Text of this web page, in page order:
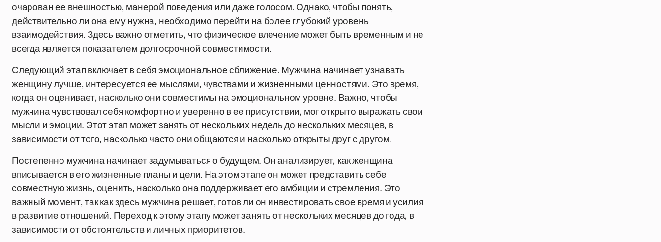
очарован ее внешностью, манерой поведения или даже голосом. Однако, чтобы понять,
действительно ли она ему нужна, необходимо перейти на более глубокий уровень
взаимодействия. Здесь важно отметить, что физическое влечение может быть временным и не
всегда является показателем долгосрочной совместимости.
Следующий этап включает в себя эмоциональное сближение. Мужчина начинает узнавать
женщину лучше, интересуется ее мыслями, чувствами и жизненными ценностями. Это время,
когда он оценивает, насколько они совместимы на эмоциональном уровне. Важно, чтобы
мужчина чувствовал себя комфортно и уверенно в ее присутствии, мог открыто выражать свои
мысли и эмоции. Этот этап может занять от нескольких недель до нескольких месяцев, в
зависимости от того, насколько часто они общаются и насколько открыты друг с другом.
Постепенно мужчина начинает задумываться о будущем. Он анализирует, как женщина
вписывается в его жизненные планы и цели. На этом этапе он может представить себе
совместную жизнь, оценить, насколько она поддерживает его амбиции и стремления. Это
важный момент, так как здесь мужчина решает, готов ли он инвестировать свое время и усилия
в развитие отношений. Переход к этому этапу может занять от нескольких месяцев до года, в
зависимости от обстоятельств и личных приоритетов.